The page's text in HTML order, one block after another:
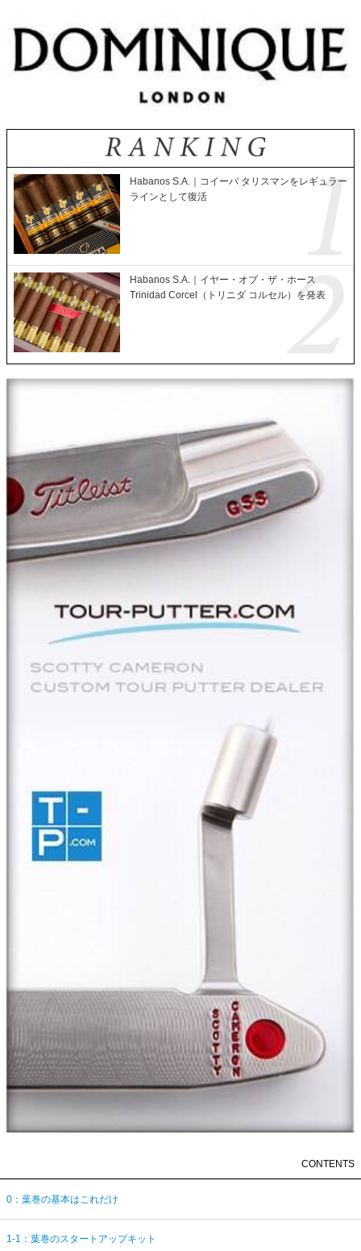
Habanos S.A.｜コイーバ タリスマンをレギュラー
ラインとして復活
Habanos S.A.｜イヤー・オブ・ザ・ホース
Trinidad Corcel（トリニダ コルセル）を発表
CONTENTS
0：葉巻の基本はこれだけ
1-1：葉巻のスタートアップキット